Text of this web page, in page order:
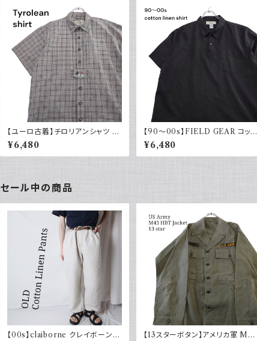
【ユーロ古着】チロリアンシャツ 半
袖 古着 チェック レトロ 刺繍入り
ヨーロッパ古着 ボックスシルエット
¥6,480
【90～00s】FIELD GEAR コット
ンリネンシャツ ハーフボタン ブラ
ック 黒 ポロシャツ 半袖
¥6,480
セール中の商品
【00s】claiborne クレイボーン リ
【13スターボタン】アメリカ軍 M43